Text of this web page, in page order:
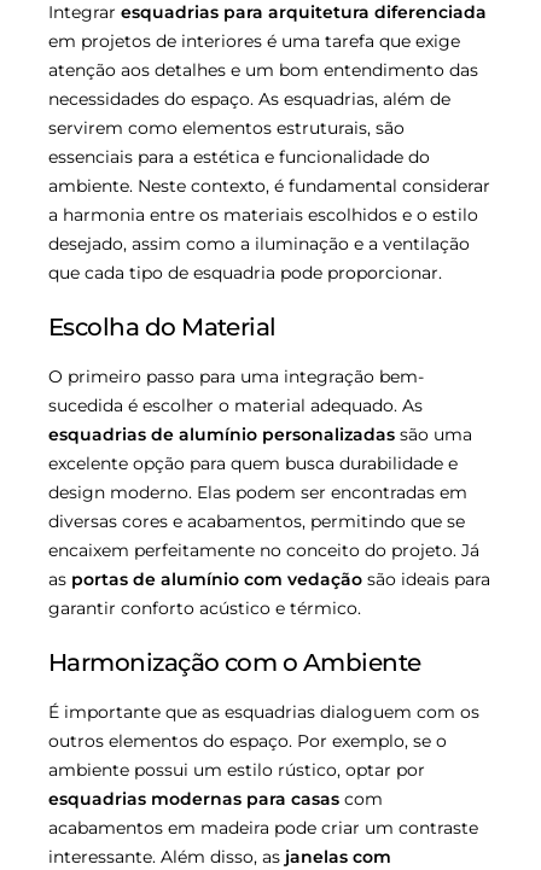
Integrar esquadrias para arquitetura diferenciada
em projetos de interiores é uma tarefa que exige
atenção aos detalhes e um bom entendimento das
necessidades do espaço. As esquadrias, além de
servirem como elementos estruturais, são
essenciais para a estética e funcionalidade do
ambiente. Neste contexto, é fundamental considerar
a harmonia entre os materiais escolhidos e o estilo
desejado, assim como a iluminação e a ventilação
que cada tipo de esquadria pode proporcionar.
Escolha do Material
O primeiro passo para uma integração bem-
sucedida é escolher o material adequado. As
esquadrias de alumínio personalizadas são uma
excelente opção para quem busca durabilidade e
design moderno. Elas podem ser encontradas em
diversas cores e acabamentos, permitindo que se
encaixem perfeitamente no conceito do projeto. Já
as portas de alumínio com vedação são ideais para
garantir conforto acústico e térmico.
Harmonização com o Ambiente
É importante que as esquadrias dialoguem com os
outros elementos do espaço. Por exemplo, se o
ambiente possui um estilo rústico, optar por
esquadrias modernas para casas com
acabamentos em madeira pode criar um contraste
interessante. Além disso, as janelas com